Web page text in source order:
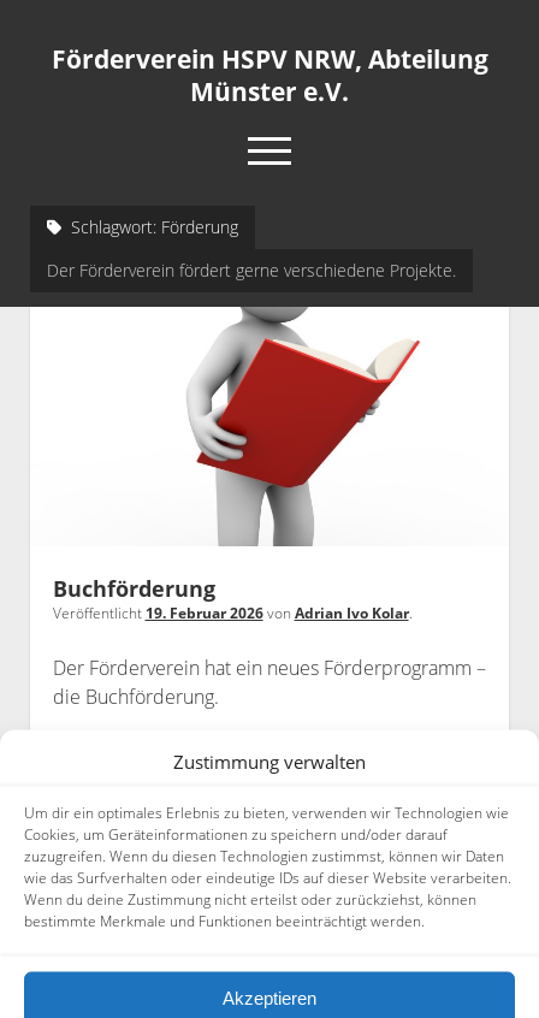
Zustimmung verwalten
Um dir ein optimales Erlebnis zu bieten, verwenden wir Technologien wie
Cookies, um Geräteinformationen zu speichern und/oder darauf
zuzugreifen. Wenn du diesen Technologien zustimmst, können wir Daten
wie das Surfverhalten oder eindeutige IDs auf dieser Website verarbeiten.
Wenn du deine Zustimmung nicht erteilst oder zurückziehst, können
bestimmte Merkmale und Funktionen beeinträchtigt werden.
Akzeptieren
Förderverein HSPV NRW, Abteilung
Münster e.V.
open
menu
Startseite
Blog
Satzung
Mitglied werden
Buchförderung
Impressum
Cookie-Richtlinie (EU)
Datenschutzerklärung
Schlagwort: Förderung
Der Förderverein fördert gerne verschiedene Projekte.
Buchförderung
Veröffentlicht 19. Februar 2026von Adrian Ivo Kolar.
Der Förderverein hat ein neues Förderprogramm –
die Buchförderung.
Buchförderung
Kommentare geschlossen.
Seitenleiste
Suchen